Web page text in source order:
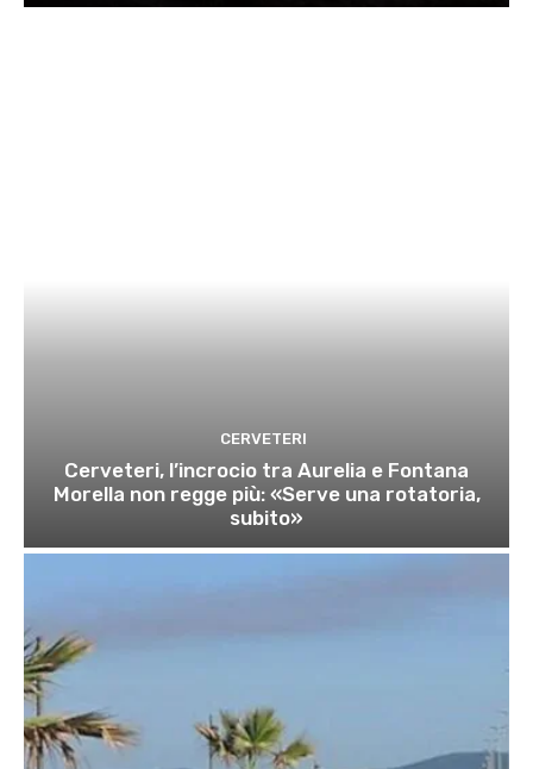
CERVETERI
Cerveteri, l’incrocio tra Aurelia e Fontana
Morella non regge più: «Serve una rotatoria,
subito»